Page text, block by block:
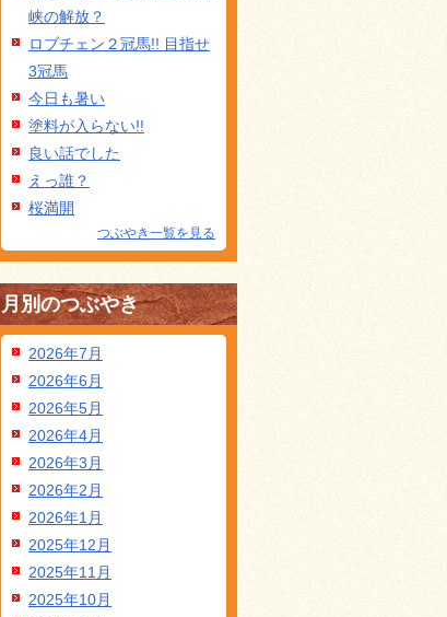
峡の解放？
ロブチェン２冠馬!! 目指せ
3冠馬
今日も暑い
塗料が入らない!!
良い話でした
えっ誰？
桜満開
つぶやき一覧を見る
月別のつぶやき
2026年7月
2026年6月
2026年5月
2026年4月
2026年3月
2026年2月
2026年1月
2025年12月
2025年11月
2025年10月